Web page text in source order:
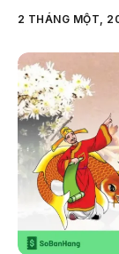
2 THÁNG MỘT,